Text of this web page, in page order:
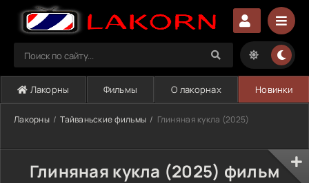
Лакорны Фильмы О лакорнах Новинки
Лакорны Тайваньские фильмы Глиняная кукла (2025)
Глиняная кукла (2025) фильм